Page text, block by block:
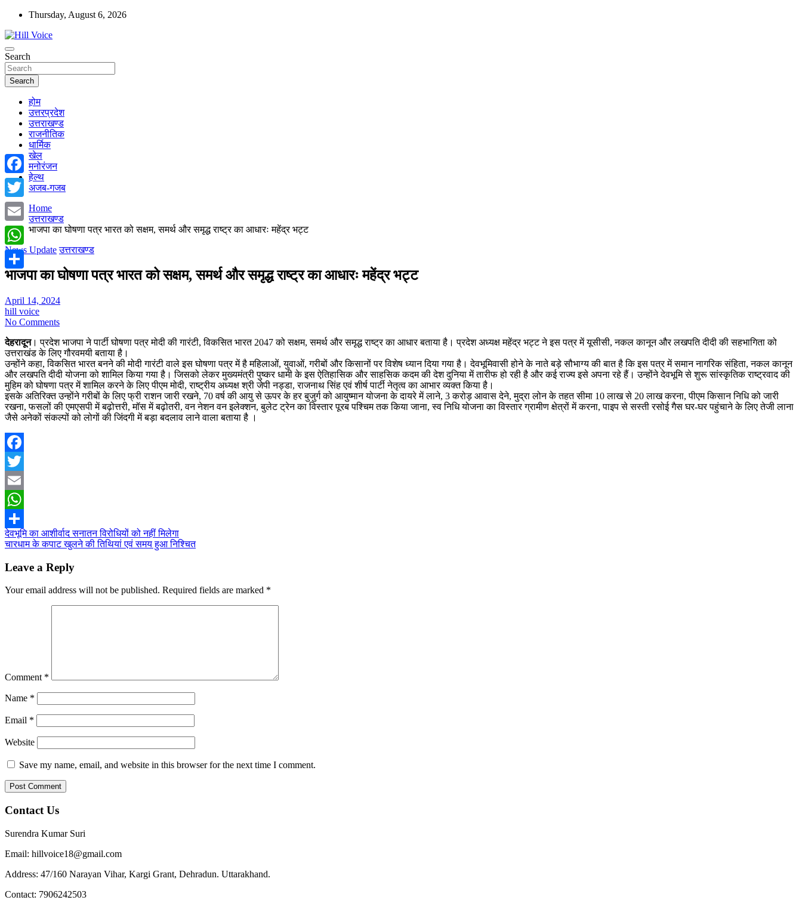
Skip
content
Thursday, August 6, 2026
Hill Voice
न्यूज़ पोर्टल
Search
Search
होम
उत्तरप्रदेश
उत्तराखण्ड
राजनीतिक
धार्मिक
खेल
मनोरंजन
हेल्थ
अजब-गजब
Home
उत्तराखण्ड
भाजपा का घोषणा पत्र भारत को सक्षम, समर्थ और समृद्ध राष्ट्र का आधारः महेंद्र भट्ट
News Update उत्तराखण्ड
भाजपा का घोषणा पत्र भारत को सक्षम, समर्थ और समृद्ध राष्ट्र का आधारः महेंद्र भट्ट
April 14, 2024
hill voice
No Comments
देहरादून। प्रदेश भाजपा ने पार्टी घोषणा पत्र मोदी की गारंटी, विकसित भारत 2047 को सक्षम, समर्थ और समृद्ध राष्ट्र का आधार बताया है। प्रदेश अध्यक्ष महेंद्र भट्ट ने इस पत्र में यूसीसी, नकल कानून और लखपति दीदी की सहभागिता को
उत्तराखंड के लिए गौरवमयी बताया है।
उन्होंने कहा, विकसित भारत बनने की मोदी गारंटी वाले इस घोषणा पत्र में है महिलाओं, युवाओं, गरीबों और किसानों पर विशेष ध्यान दिया गया है। देवभूमिवासी होने के नाते बड़े सौभाग्य की बात है कि इस पत्र में समान नागरिक संहिता, नकल कानून
और लखपति दीदी योजना को शामिल किया गया है। जिसको लेकर मुख्यमंत्री पुष्कर धामी के इस ऐतिहासिक और साहसिक कदम की देश दुनिया में तारीफ हो रही है और कई राज्य इसे अपना रहे हैं। उन्होंने देवभूमि से शुरू सांस्कृतिक राष्ट्रवाद की
मुहिम को घोषणा पत्र में शामिल करने के लिए पीएम मोदी, राष्ट्रीय अध्यक्ष श्री जेपी नड्डा, राजनाथ सिंह एवं शीर्ष पार्टी नेतृत्व का आभार व्यक्त किया है।
इसके अतिरिक्त उन्होंने गरीबों के लिए फ्री राशन जारी रखने, 70 वर्ष की आयु से ऊपर के हर बुजुर्ग को आयुष्मान योजना के दायरे में लाने, 3 करोड़ आवास देने, मुद्रा लोन के तहत सीमा 10 लाख से 20 लाख करना, पीएम किसान निधि को जारी
रखना, फसलों की एमएसपी में बढ़ोत्तरी, मॉस में बढ़ोतरी, वन नेशन वन इलेक्शन, बुलेट ट्रेन का विस्तार पूरब पश्चिम तक किया जाना, स्व निधि योजना का विस्तार ग्रामीण क्षेत्रों में करना, पाइप से सस्ती रसोई गैस घर-घर पहुंचाने के लिए तेजी लाना
जैसे अनेकों संकल्पों को लोगों की जिंदगी में बड़ा बदलाव लाने वाला बताया है ।
Facebook
Twitter
Email
WhatsApp
Share
Post
navigation
देवभूमि का आशीर्वाद सनातन विरोधियों को नहीं मिलेगा
चारधाम के कपाट खुलने की तिथियां एवं समय हुआ निश्चित
Leave a Reply
Your email address will not be published. Required fields are marked *
Comment *
Name *
Email *
Website
Save my name, email, and website in this browser for the next time I comment.
Contact Us
Surendra Kumar Suri
Email: hillvoice18@gmail.com
Address: 47/160 Narayan Vihar, Kargi Grant, Dehradun. Uttarakhand.
Contact: 7906242503
Facebook
Twitter
Email
WhatsApp
Share